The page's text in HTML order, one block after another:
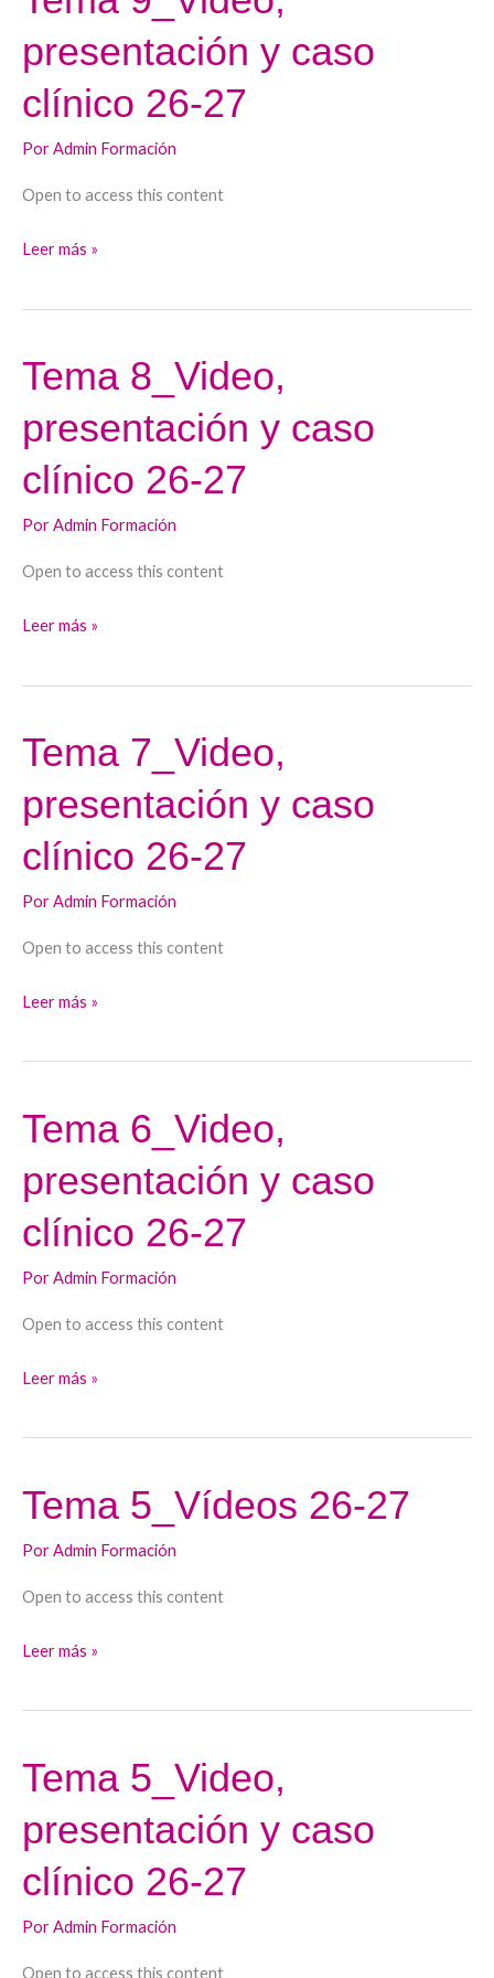
presentación y caso
clínico 26-27
PorAdmin Formación
Open to access this content
9_Video,
presentación
y
caso
27
Leer más »
Tema 8_Video,
presentación y caso
clínico 26-27
PorAdmin Formación
Open to access this content
Tema
8_Video,
presentación
y
caso
27
Leer más »
Tema 7_Video,
presentación y caso
clínico 26-27
PorAdmin Formación
Open to access this content
Tema
7_Video,
presentación
y
caso
27
Leer más »
Tema 6_Video,
presentación y caso
clínico 26-27
PorAdmin Formación
Open to access this content
Tema
6_Video,
presentación
y
caso
27
Leer más »
Tema 5_Vídeos 26-27
PorAdmin Formación
Open to access this content
Tema
5_Vídeos
26-
Leer más »
Tema 5_Video,
presentación y caso
clínico 26-27
PorAdmin Formación
Open to access this content
Tema
5_Video,
presentación
y
caso
27